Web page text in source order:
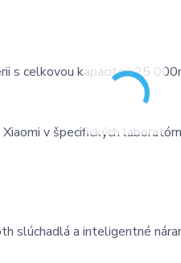
s celkovou kapacitou 25
v špecifických
slúchadlá a inteligentné